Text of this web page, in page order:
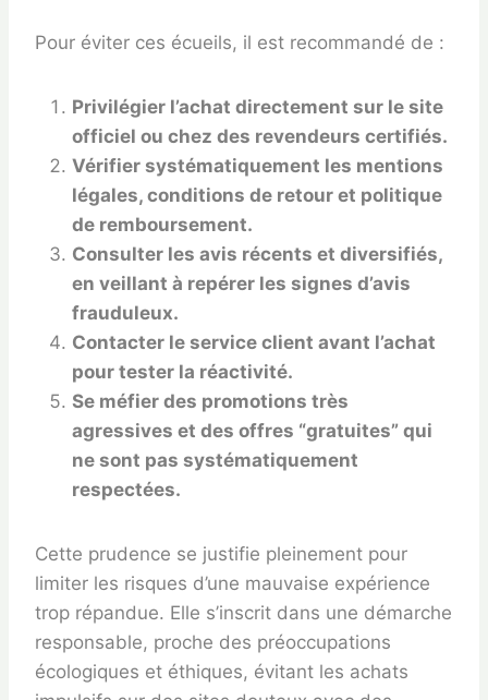
Pour éviter ces écueils, il est recommandé de :
Privilégier l’achat directement sur le site
officiel ou chez des revendeurs certifiés.
Vérifier systématiquement les mentions
légales, conditions de retour et politique
de remboursement.
Consulter les avis récents et diversifiés,
en veillant à repérer les signes d’avis
frauduleux.
Contacter le service client avant l’achat
pour tester la réactivité.
Se méfier des promotions très
agressives et des offres “gratuites” qui
ne sont pas systématiquement
respectées.
Cette prudence se justifie pleinement pour
limiter les risques d’une mauvaise expérience
trop répandue. Elle s’inscrit dans une démarche
responsable, proche des préoccupations
écologiques et éthiques, évitant les achats